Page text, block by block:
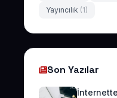
Yayıncılık (1)
Son Yazılar